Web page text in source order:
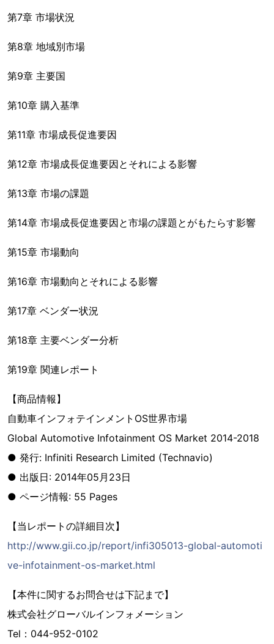
第7章 市場状況
第8章 地域別市場
第9章 主要国
第10章 購入基準
第11章 市場成長促進要因
第12章 市場成長促進要因とそれによる影響
第13章 市場の課題
第14章 市場成長促進要因と市場の課題とがもたらす影響
第15章 市場動向
第16章 市場動向とそれによる影響
第17章 ベンダー状況
第18章 主要ベンダー分析
第19章 関連レポート
【商品情報】
自動車インフォテインメントOS世界市場
Global Automotive Infotainment OS Market 2014-2018
● 発行: Infiniti Research Limited (Technavio)
● 出版日: 2014年05月23日
● ページ情報: 55 Pages
【当レポートの詳細目次】
http://www.gii.co.jp/report/infi305013-global-automoti
ve-infotainment-os-market.html
【本件に関するお問合せは下記まで】
株式会社グローバルインフォメーション
Tel：044-952-0102